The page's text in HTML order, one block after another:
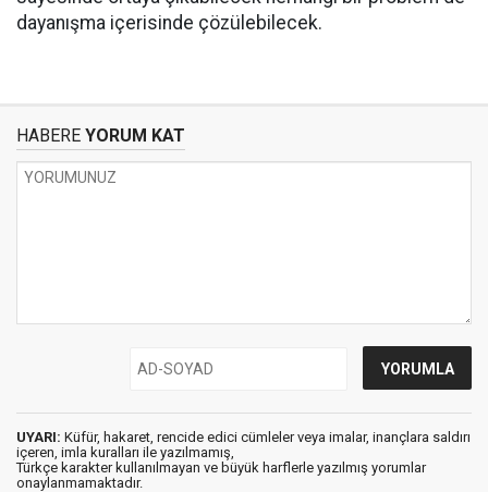
dayanışma içerisinde çözülebilecek.
HABERE YORUM KAT
UYARI: Küfür, hakaret, rencide edici cümleler veya imalar, inançlara saldırı
içeren, imla kuralları ile yazılmamış,
Türkçe karakter kullanılmayan ve büyük harflerle yazılmış yorumlar
onaylanmamaktadır.